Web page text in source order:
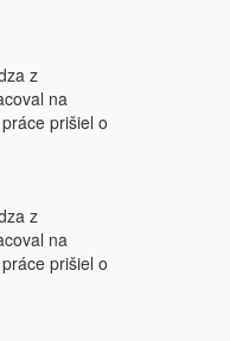
z
na
prišiel o
z
na
prišiel o